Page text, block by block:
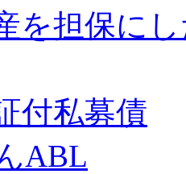
を担保に
付私募債
ABL